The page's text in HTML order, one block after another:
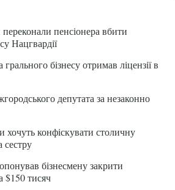
пенсіонера вбити
Нацгвардії
бізнесу отримав ліцензії в
депутата за незаконно
хочуть конфіскувати столичну
сестру
бізнесмену закрити
$150 тисяч